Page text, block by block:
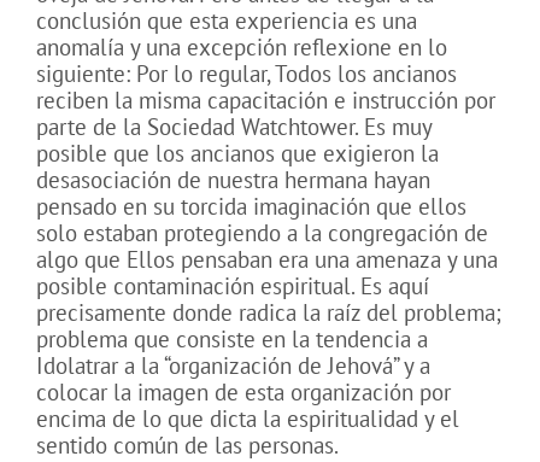
conclusión que esta experiencia es una
anomalía y una excepción reflexione en lo
siguiente: Por lo regular, Todos los ancianos
reciben la misma capacitación e instrucción por
parte de la Sociedad Watchtower. Es muy
posible que los ancianos que exigieron la
desasociación de nuestra hermana hayan
pensado en su torcida imaginación que ellos
solo estaban protegiendo a la congregación de
algo que Ellos pensaban era una amenaza y una
posible contaminación espiritual. Es aquí
precisamente donde radica la raíz del problema;
problema que consiste en la tendencia a
Idolatrar a la “organización de Jehová” y a
colocar la imagen de esta organización por
encima de lo que dicta la espiritualidad y el
sentido común de las personas.